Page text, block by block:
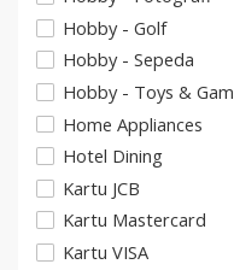
Hobby - Golf
Hobby - Sepeda
Hobby - Toys &
Home Appliances
Hotel Dining
Kartu JCB
Kartu Mastercard
Kartu VISA